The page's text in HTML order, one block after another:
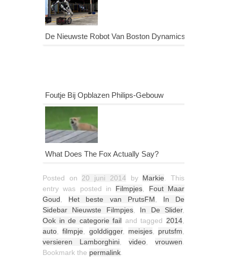
De Nieuwste Robot Van Boston Dynamics
Foutje Bij Opblazen Philips-Gebouw
What Does The Fox Actually Say?
Posted on 20 juni 2014 by Markie . This
entry was posted in Filmpjes
Fout Maar
Goud
Het beste van PrutsFM
In De
Sidebar Nieuwste Filmpjes, In De Slider,
Ook in de categorie fail and tagged 2014
auto ,filmpje golddigger, meisjes, prutsfm
versieren Lamborghini
video vrouwen
Bookmark the permalink